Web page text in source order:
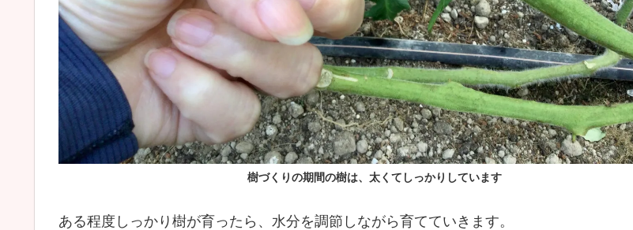
樹づくりの期間の樹は、太くてしっかりしています
ある程度しっかり樹が育ったら、水分を調節しながら育てていきます。